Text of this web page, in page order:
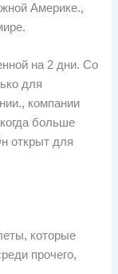
Америке.,
на 2 дни. Со
для
компании
больше
открыт для
которые
прочего,